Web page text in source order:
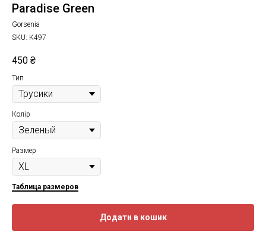
Paradise Green
Gorsenia
SKU: K497
450 ₴
Тип
Колір
Размер
Таблица размеров
Додати в кошик